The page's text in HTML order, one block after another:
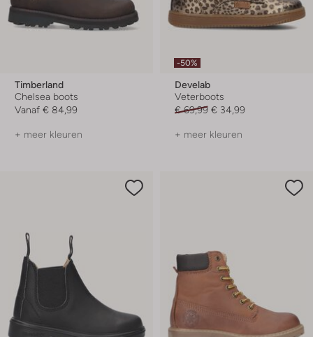
Timberland
Chelsea boots
Vanaf € 84,99
+ meer kleuren
-50%
Develab
Veterboots
€ 69,99 € 34,99
+ meer kleuren